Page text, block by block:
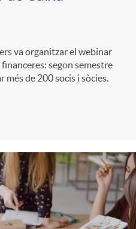
va organitzar el webinar
segon semestre
més de 200 socis i sòcies.